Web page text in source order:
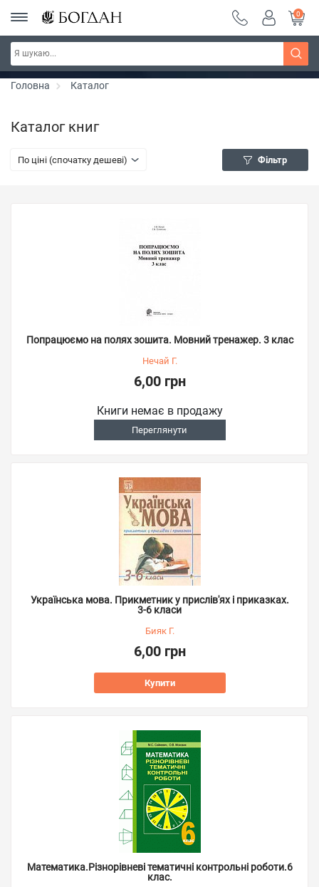
Серія "Чейзіана" ~ знижка 20%
0
Головна Каталог
Каталог книг
По ціні (спочатку дешеві) Фільтр
Попрацюємо на полях зошита. Мовний тренажер. 3 клас
Нечай Г.
6,00 грн
Книги немає в продажу
Переглянути
Українська мова. Прикметник у прислів'ях і приказках.
3-6 класи
Бияк Г.
6,00 грн
Купити
Математика.Різнорівневі тематичні контрольні роботи.6
клас.